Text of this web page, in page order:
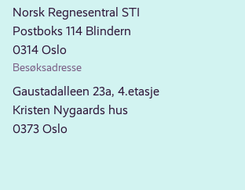
Norsk Regnesentral STI
Postboks 114 Blindern
0314 Oslo
Besøksadresse
Gaustadalleen 23a, 4.etasje
Kristen Nygaards hus
0373 Oslo